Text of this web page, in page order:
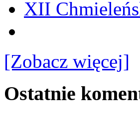
XII
[Zobacz więcej]
Ostatnie